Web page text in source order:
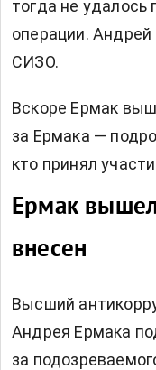
тогда не удалось
операции.
СИЗО.
Вскоре Ермак
за Ермака —
кто принял
Ермак
внесен
Высший
Андрея Ермака
за